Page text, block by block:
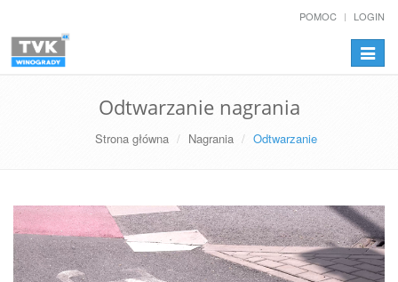
POMOC LOGIN
Odtwarzanie nagrania
Strona główna Nagrania Odtwarzanie